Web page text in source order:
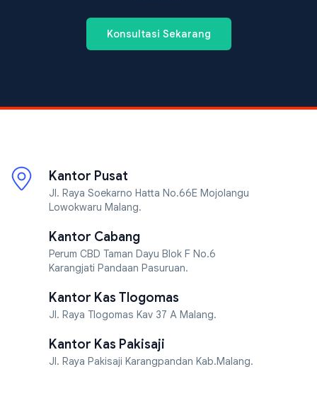
Konsultasi Sekarang
Kantor Pusat
Jl. Raya Soekarno Hatta No.66E Mojolangu
Lowokwaru Malang.
Kantor Cabang
Perum CBD Taman Dayu Blok F No.6
Karangjati Pandaan Pasuruan.
Kantor Kas Tlogomas
Jl. Raya Tlogomas Kav 37 A Malang.
Kantor Kas Pakisaji
Jl. Raya Pakisaji Karangpandan Kab.Malang.